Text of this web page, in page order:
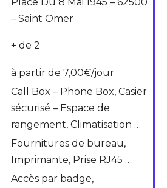
– Saint Omer
+ de 2
à partir de 7,00€/jour
Call Box – Phone Box, Casier
sécurisé – Espace de
rangement, Climatisation …
Fournitures de bureau,
Imprimante, Prise RJ45 …
Accès par badge,